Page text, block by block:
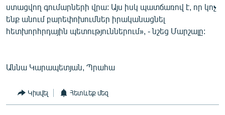
ստացվող գումարների վրա: Այս իսկ պատճառով է, որ կոչ
ենք անում բարեփոխումներ իրականացնել
հետխորհրդային պետություններում», - նշեց Մարշալը:
Աննա Կարապետյան, Պրահա
Կիսվել Հետևեք մեզ